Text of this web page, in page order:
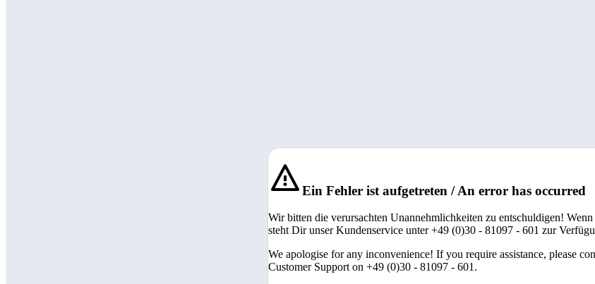
Ein Fehler ist aufgetreten / An error has occurred
Wir bitten die verursachten Unannehmlichkeiten zu entschuldigen!
steht Dir unser Kundenservice unter +49 (0)30 - 81097 - 601 zur
We apologise for any inconvenience! If you require assistance, please
Customer Support on +49 (0)30 - 81097 - 601.